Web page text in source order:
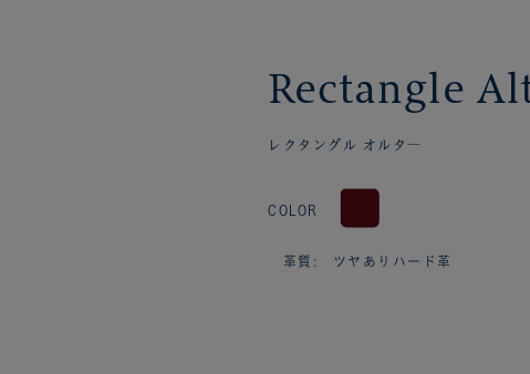
Rectangle
レクタングル オルタ―
COLOR
革質: ツヤありハード革